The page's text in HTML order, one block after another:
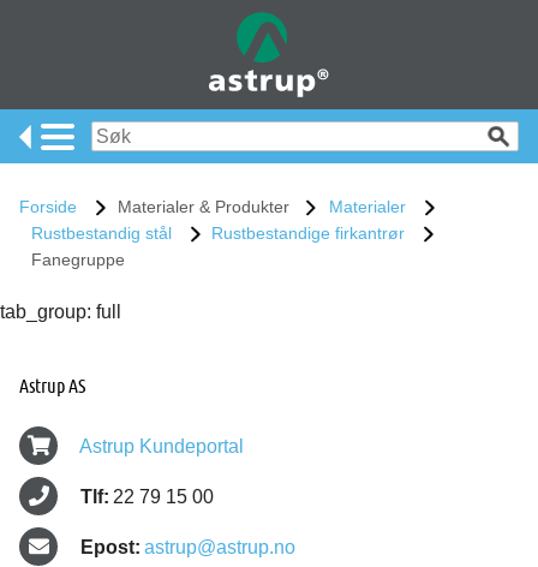
Forside Materialer & Produkter
Materialer
Rustbestandig stål
Rustbestandige firkantrør
Fanegruppe
tab_group: full
Astrup AS
Astrup Kundeportal
Tlf: 22 79 15 00
Epost: astrup@astrup.no